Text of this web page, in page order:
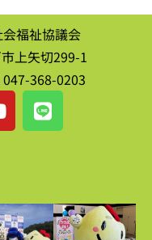
福祉協議会
上矢切299-1
368-0203